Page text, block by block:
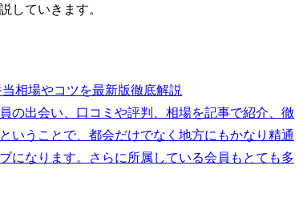
していきます。
相場やコツを最新版徹底解説
の出会い、口コミや評判、相場を記事で紹介、徹
いうことで、都会だけでなく地方にもかなり精通
になります。さらに所属している会員もとても多